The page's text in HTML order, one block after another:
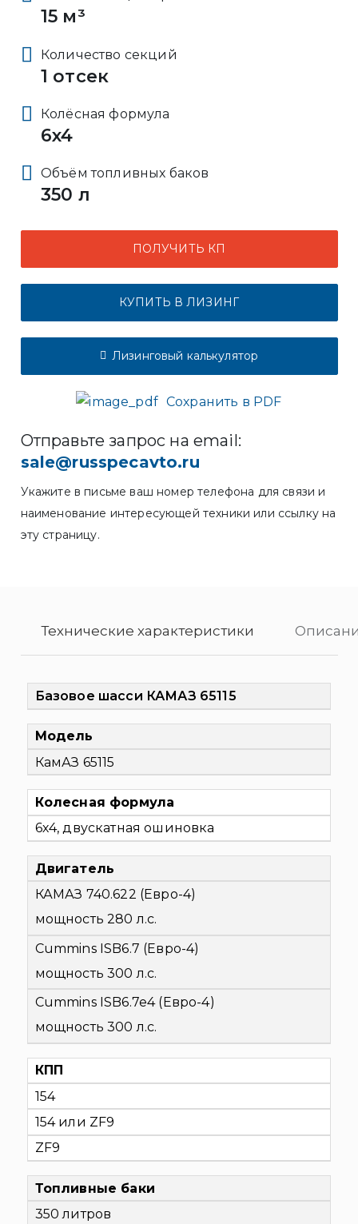
15 м³
Количество секций
1 отсек
Колёсная формула
6x4
Объём топливных баков
350 л
ПОЛУЧИТЬ КП
КУПИТЬ В ЛИЗИНГ
Лизинговый калькулятор
Сохранить в PDF
Отправьте запрос на email:
sale@russpecavto.ru
Укажите в письме ваш номер телефона для связи и
наименование интересующей техники или ссылку на
эту страницу.
Технические характеристики
Базовое шасси КАМАЗ 65115
Модель
КамАЗ 65115
Колесная формула
6х4, двускатная ошиновка
Двигатель
КАМАЗ 740.622 (Евро-4)
мощность 280 л.с.
Cummins ISB6.7 (Евро-4)
мощность 300 л.с.
Cummins ISB6.7e4 (Евро-4)
мощность 300 л.с.
КПП
154
154 или ZF9
ZF9
Топливные баки
350 литров